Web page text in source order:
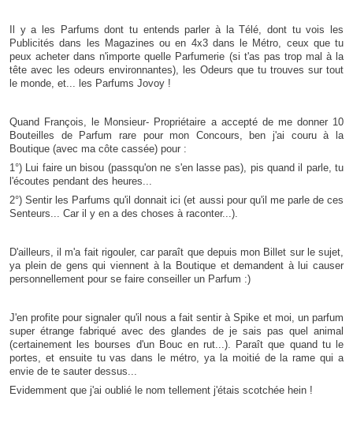
Il y a les Parfums dont tu entends parler à la Télé, dont tu vois les
Publicités dans les Magazines ou en 4x3 dans le Métro, ceux que tu
peux acheter dans n'importe quelle Parfumerie (si t'as pas trop mal à la
tête avec les odeurs environnantes), les Odeurs que tu trouves sur tout
le monde, et... les Parfums Jovoy !
Quand François, le Monsieur- Propriétaire a accepté de me donner 10
Bouteilles de Parfum rare pour mon Concours, ben j'ai couru à la
Boutique (avec ma côte cassée) pour :
1°) Lui faire un bisou (passqu'on ne s'en lasse pas), pis quand il parle, tu
l'écoutes pendant des heures...
2°) Sentir les Parfums qu'il donnait ici (et aussi pour qu'il me parle de ces
Senteurs... Car il y en a des choses à raconter...).
D'ailleurs, il m'a fait rigouler, car paraît que depuis mon Billet sur le sujet,
ya plein de gens qui viennent à la Boutique et demandent à lui causer
personnellement pour se faire conseiller un Parfum :)
J'en profite pour signaler qu'il nous a fait sentir à Spike et moi, un parfum
super étrange fabriqué avec des glandes de je sais pas quel animal
(certainement les bourses d'un Bouc en rut...). Paraît que quand tu le
portes, et ensuite tu vas dans le métro, ya la moitié de la rame qui a
envie de te sauter dessus...
Evidemment que j'ai oublié le nom tellement j'étais scotchée hein !